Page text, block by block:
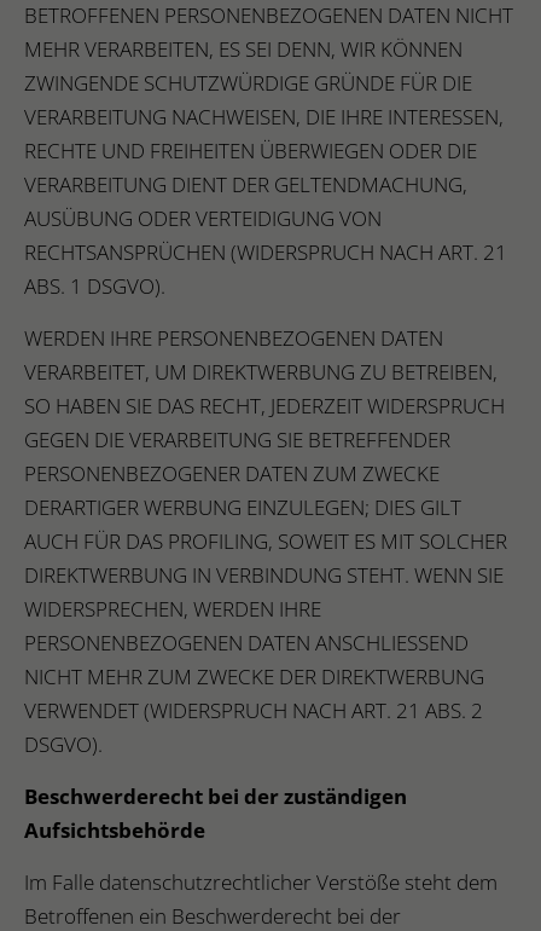
BETROFFENEN PERSONENBEZOGENEN DATEN NICHT
MEHR VERARBEITEN, ES SEI DENN, WIR KÖNNEN
ZWINGENDE SCHUTZWÜRDIGE GRÜNDE FÜR DIE
VERARBEITUNG NACHWEISEN, DIE IHRE INTERESSEN,
RECHTE UND FREIHEITEN ÜBERWIEGEN ODER DIE
VERARBEITUNG DIENT DER GELTENDMACHUNG,
AUSÜBUNG ODER VERTEIDIGUNG VON
RECHTSANSPRÜCHEN (WIDERSPRUCH NACH ART. 21
ABS. 1 DSGVO).
WERDEN IHRE PERSONENBEZOGENEN DATEN
VERARBEITET, UM DIREKTWERBUNG ZU BETREIBEN,
SO HABEN SIE DAS RECHT, JEDERZEIT WIDERSPRUCH
GEGEN DIE VERARBEITUNG SIE BETREFFENDER
PERSONENBEZOGENER DATEN ZUM ZWECKE
DERARTIGER WERBUNG EINZULEGEN; DIES GILT
AUCH FÜR DAS PROFILING, SOWEIT ES MIT SOLCHER
DIREKTWERBUNG IN VERBINDUNG STEHT. WENN SIE
WIDERSPRECHEN, WERDEN IHRE
PERSONENBEZOGENEN DATEN ANSCHLIESSEND
NICHT MEHR ZUM ZWECKE DER DIREKTWERBUNG
VERWENDET (WIDERSPRUCH NACH ART. 21 ABS. 2
DSGVO).
Beschwerderecht bei der zuständigen
Aufsichtsbehörde
Im Falle datenschutzrechtlicher Verstöße steht dem
Betroffenen ein Beschwerderecht bei der